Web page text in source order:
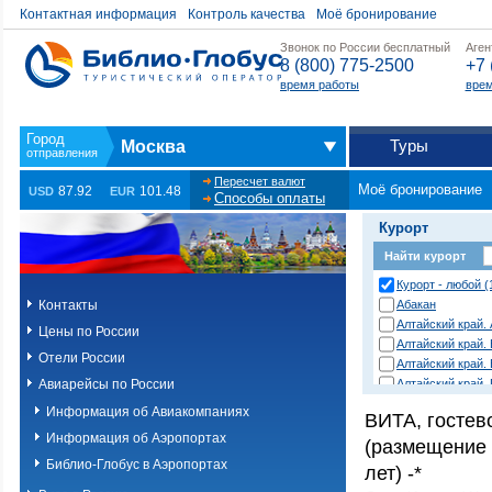
Контактная информация Контроль качества Моё бронирование
Звонок по России бесплатный
8 (800) 775-2500
время работы
+7
Москва Туры
USD 87.92 EUR 101.48
Пересчет валют
Способы оплаты
Моё бронирование
Контакты
Цены по России
Отели России
Авиарейсы по России
Информация об Авиакомпаниях
Информация об Аэропортах
Библио-Глобус в Аэропортах
Курорт
Найти курорт
Курорт - любой
Абакан
Алтайский край.
Алтайский край.
Алтайский
Алтайский
Анапа
Анапа
Анапа
ВИТА,
(размещение
лет) -*